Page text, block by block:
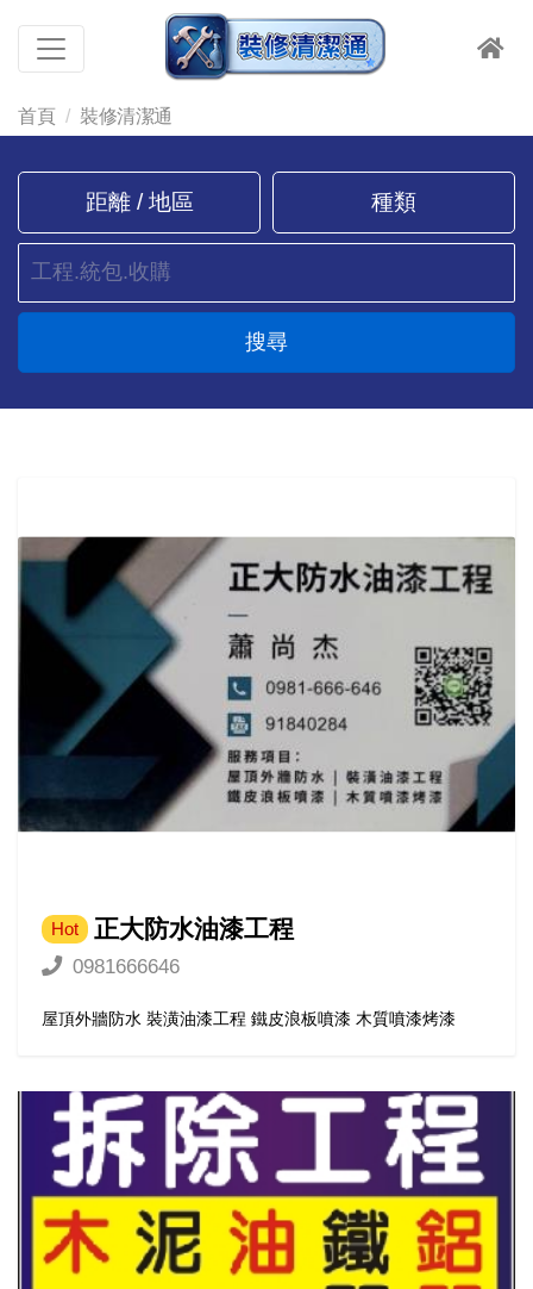
首頁 裝修清潔通
距離 / 地區 種類
搜尋
Hot 正大防水油漆工程
0981666646
屋頂外牆防水 裝潢油漆工程 鐵皮浪板噴漆 木質噴漆烤漆